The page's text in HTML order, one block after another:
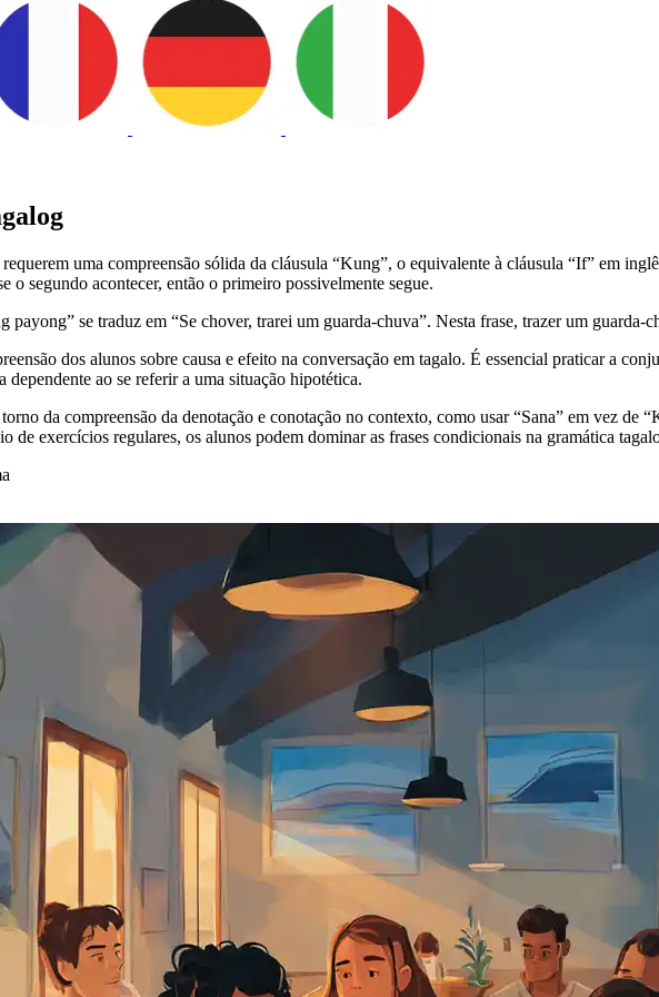
uma compreensão sólida da cláusula “Kung”, o equivalente à cláusula “If” em
o segundo acontecer, então o primeiro possivelmente segue.
se traduz em “Se chover, trarei um guarda-chuva”. Nesta frase, trazer um guarda-
dos alunos sobre causa e efeito na conversação em tagalo. É essencial praticar a
ao se referir a uma situação hipotética.
da compreensão da denotação e conotação no contexto, como usar “Sana” em vez de
de exercícios regulares, os alunos podem dominar as frases condicionais na gramática